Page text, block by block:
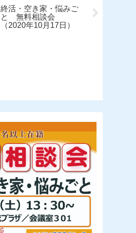
終活・空き家・悩みご
と 無料相談会
（2020年10月17日）
相談会